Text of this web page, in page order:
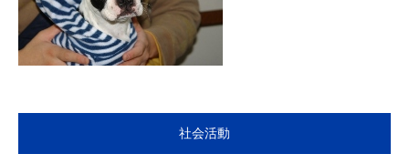
社会活動
contact us